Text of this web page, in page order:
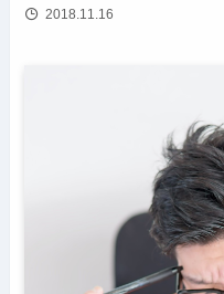
2018.11.16